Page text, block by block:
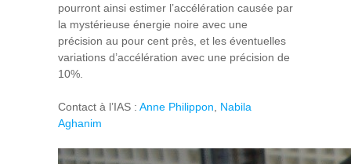
pourront ainsi estimer l’accélération causée par
la mystérieuse énergie noire avec une
précision au pour cent près, et les éventuelles
variations d’accélération avec une précision de
10%.
Contact à l’IAS : Anne Philippon, Nabila
Aghanim